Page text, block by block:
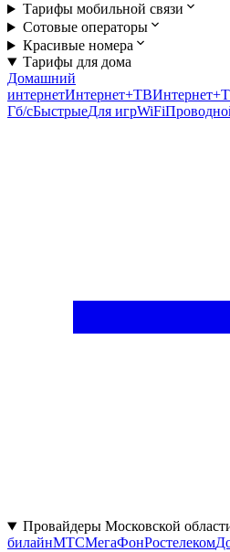
Тарифы мобильной связи
Сотовые операторы
Красивые номера
Тарифы для дома
Домашний
интернетИнтернет+ТВ
Гб/cБыстрыеДля игрWiFi
Провайдеры Московской
билайнМТСМегаФонРостелеком